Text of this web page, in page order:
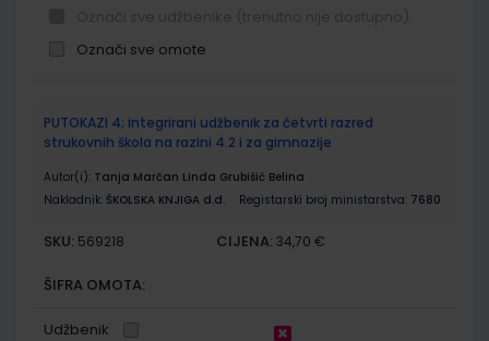
Označi sve omote
proizvodi
PUTOKAZI 4; integrirani udžbenik za četvrti razred
strukovnih škola na razini 4.2 i za gimnazije
Autor(i): Tanja Marčan Linda Grubišić Belina
Nakladnik: ŠKOLSKA KNJIGA d.d. Registarski broj ministarstva: 7680
SKU: 569218 CIJENA: 34,70 €
ŠIFRA OMOTA:
Udžbenik